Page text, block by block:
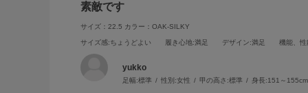
素敵です
サイズ：22.5 カラー：OAK-SILKY
サイズ感:ちょうどよい 履き心地:満足 デザイン:満足 機能、性
yukko
足幅:標準 性別:女性 甲の高さ:標準 身長:151～155cm